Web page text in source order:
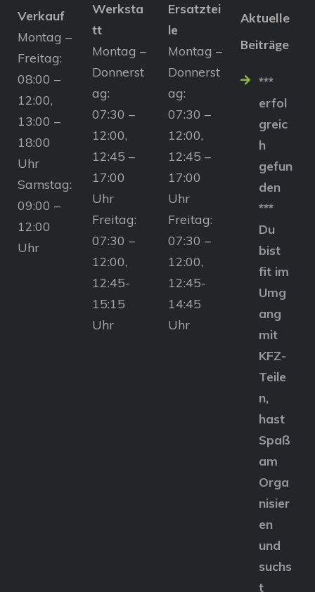
Verkauf
Montag –
Freitag:
08:00 –
12:00,
13:00 –
18:00
Uhr
Samstag:
09:00 –
12:00
Uhr
Werksta
tt
Montag –
Donnerst
ag:
07:30 –
12:00,
12:45 –
17:00
Uhr
Freitag:
07:30 –
12:00,
12:45-
15:15
Uhr
Ersatztei
le
Montag –
Donnerst
ag:
07:30 –
12:00,
12:45 –
17:00
Uhr
Freitag:
07:30 –
12:00,
12:45-
14:45
Uhr
Aktuelle
Beiträge
***
erfol
greic
h
gefun
den
***
Du
bist
fit im
Umg
ang
mit
KFZ-
Teile
n,
hast
Spaß
am
Orga
nisier
en
und
suchs
t